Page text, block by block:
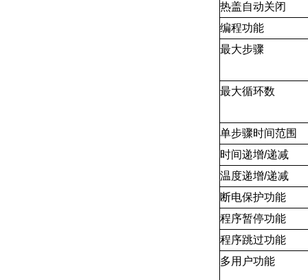
热盖自动关闭
编程功能
最大步骤
最大循环数
单步骤时间范围
时间递增/递减
温度递增/递减
断电保护功能
程序暂停功能
程序跳过功能
多用户功能